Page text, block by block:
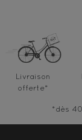
Livraison
offerte*
*dès